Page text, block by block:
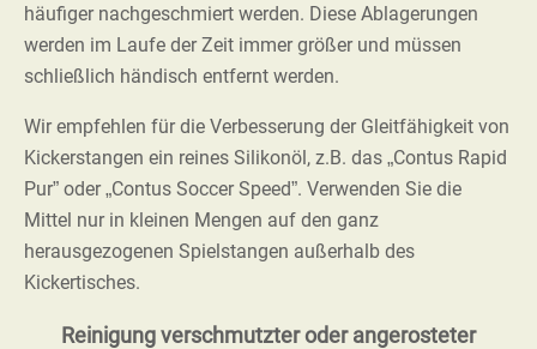
häufiger nachgeschmiert werden. Diese Ablagerungen
werden im Laufe der Zeit immer größer und müssen
schließlich händisch entfernt werden.
Wir empfehlen für die Verbesserung der Gleitfähigkeit von
Kickerstangen ein reines Silikonöl, z.B. das „Contus Rapid
Pur” oder „Contus Soccer Speed”. Verwenden Sie die
Mittel nur in kleinen Mengen auf den ganz
herausgezogenen Spielstangen außerhalb des
Kickertisches.
Reinigung verschmutzter oder angerosteter